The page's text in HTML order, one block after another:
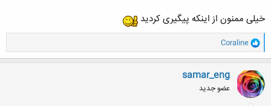
____
شرمنده نتونستم کمک کنم
ایشالا بقیه دوستان میان جواب میدن
خیلی ممنون از اینکه پیگیری کردید
و
ا
ک
ن
ش
ه
ا
Coraline
samar_eng
عضو جدید